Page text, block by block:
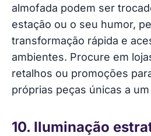
almofada podem ser
estação ou o seu humor,
transformação rápida e
ambientes. Procure em
retalhos ou promoções
próprias peças únicas a
10. Iluminação